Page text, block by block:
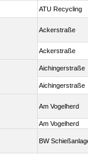
ATU Recycling
Ackerstraße
Ackerstraße
Aichingerstraße
Aichingerstraße
Am Vogelherd
Am Vogelherd
BW